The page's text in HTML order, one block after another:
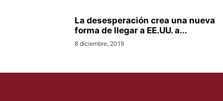
La desesperación crea una nueva
forma de llegar a EE.UU. a...
8 diciembre, 2019